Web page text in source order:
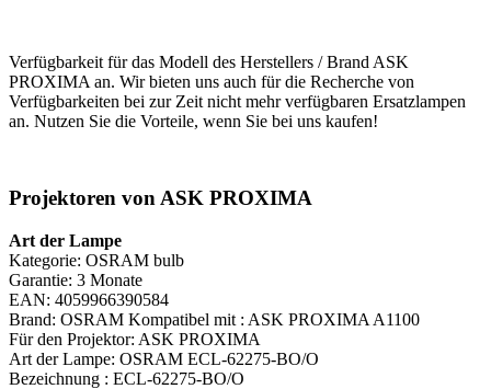
Verfügbarkeit für das Modell des Herstellers / Brand ASK
PROXIMA an. Wir bieten uns auch für die Recherche von
Verfügbarkeiten bei zur Zeit nicht mehr verfügbaren Ersatzlampen
an. Nutzen Sie die Vorteile, wenn Sie bei uns kaufen!
Projektoren von ASK PROXIMA
Art der Lampe
Kategorie: OSRAM bulb
Garantie: 3 Monate
EAN: 4059966390584
Brand: OSRAM Kompatibel mit : ASK PROXIMA A1100
Für den Projektor: ASK PROXIMA
Art der Lampe: OSRAM ECL-62275-BO/O
Bezeichnung : ECL-62275-BO/O